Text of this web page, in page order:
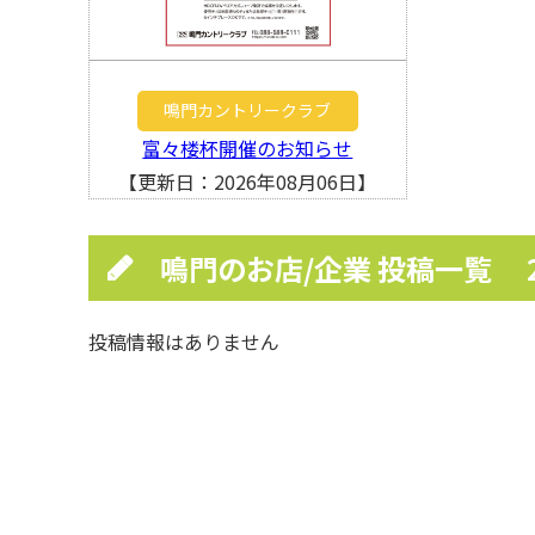
鳴門カントリークラブ
富々楼杯開催のお知らせ
【更新日：2026年08月06日】
鳴門のお店/企業 投稿一覧
投稿情報はありません